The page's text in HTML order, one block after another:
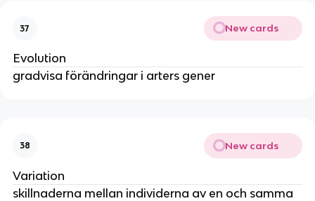
37 New cards
Evolution
gradvisa förändringar i arters gener
38 New cards
Variation
skillnaderna mellan individerna av en och samma